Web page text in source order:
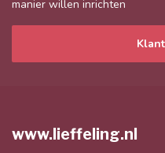
manier willen inrichten
www.lieffeling.nl